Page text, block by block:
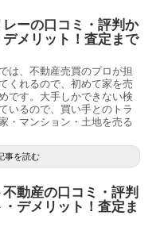
ーの口コミ・評判か
メリット！査定まで
は、不動産売買のプロが担
くれるので、初めて家を売
です。大手しかできない検
いるので、買い手とのトラ
・マンション・土地を売る
事を読む
動産の口コミ・評判
デメリット！査定ま